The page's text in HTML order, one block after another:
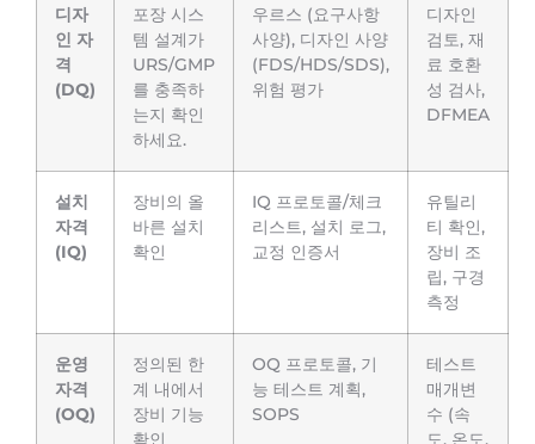
디자
인 자
격
(DQ)
포장 시스
템 설계가
URS/GMP
를 충족하
는지 확인
하세요.
우르스 (요구사항
사양), 디자인 사양
(FDS/HDS/SDS),
위험 평가
디자인
검토, 재
료 호환
성 검사,
DFMEA
설치
자격
(IQ)
장비의 올
바른 설치
확인
IQ 프로토콜/체크
리스트, 설치 로그,
교정 인증서
유틸리
티 확인,
장비 조
립, 구경
측정
운영
자격
(OQ)
정의된 한
계 내에서
장비 기능
확인
OQ 프로토콜, 기
능 테스트 계획,
SOPS
테스트
매개변
수 (속
도, 온도,